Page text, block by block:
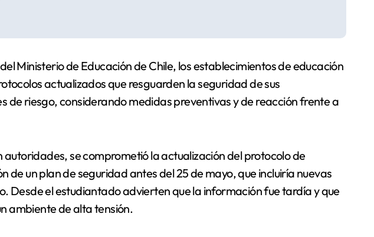
Ministerio de Educación de Chile, los establecimientos de educación
actualizados que resguarden la seguridad de sus
de riesgo, considerando medidas preventivas y de reacción frente a
autoridades, se comprometió la actualización del protocolo de
de un plan de seguridad antes del 25 de mayo, que incluiría nuevas
Desde el estudiantado advierten que la información fue tardía y que
ambiente de alta tensión.